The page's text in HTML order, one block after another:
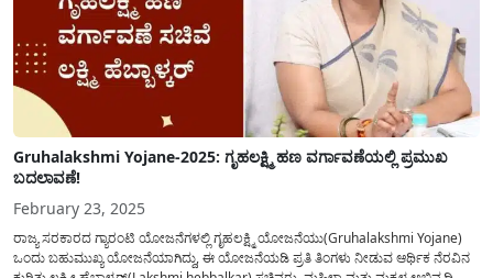
Gruhalakshmi Yojane-2025: ಗೃಹಲಕ್ಷ್ಮಿ ಹಣ ವರ್ಗಾವಣೆಯಲ್ಲಿ ಪ್ರಮುಖ
ಬದಲಾವಣೆ!
February 23, 2025
ರಾಜ್ಯ ಸರಕಾರದ ಗ್ಯಾರಂಟಿ ಯೋಜನೆಗಳಲ್ಲಿ ಗೃಹಲಕ್ಷ್ಮಿ ಯೋಜನೆಯು(Gruhalakshmi Yojane)
ಒಂದು ಬಹುಮುಖ್ಯ ಯೋಜನೆಯಾಗಿದ್ದು, ಈ ಯೋಜನೆಯಡಿ ಪ್ರತಿ ತಿಂಗಳು ನೀಡುವ ಆರ್ಥಿಕ ನೆರವಿನ